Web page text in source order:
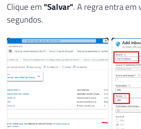
Clique em "Salvar". A regra entra em
segundos.